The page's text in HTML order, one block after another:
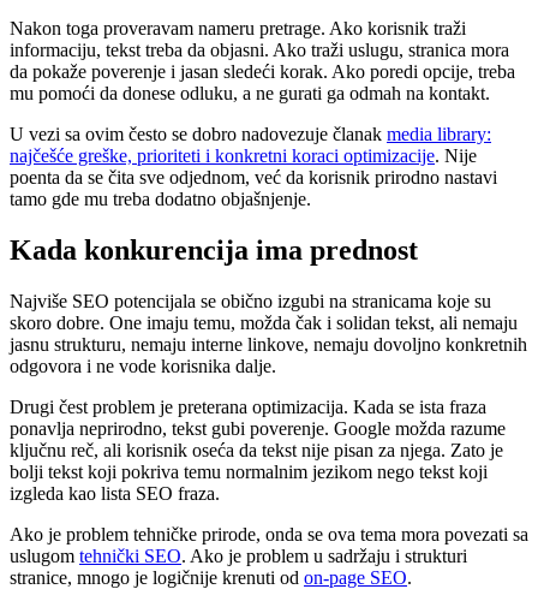
Nakon toga proveravam nameru pretrage. Ako korisnik traži
informaciju, tekst treba da objasni. Ako traži uslugu, stranica mora
da pokaže poverenje i jasan sledeći korak. Ako poredi opcije, treba
mu pomoći da donese odluku, a ne gurati ga odmah na kontakt.
U vezi sa ovim često se dobro nadovezuje članak media library:
najčešće greške, prioriteti i konkretni koraci optimizacije. Nije
poenta da se čita sve odjednom, već da korisnik prirodno nastavi
tamo gde mu treba dodatno objašnjenje.
Kada konkurencija ima prednost
Najviše SEO potencijala se obično izgubi na stranicama koje su
skoro dobre. One imaju temu, možda čak i solidan tekst, ali nemaju
jasnu strukturu, nemaju interne linkove, nemaju dovoljno konkretnih
odgovora i ne vode korisnika dalje.
Drugi čest problem je preterana optimizacija. Kada se ista fraza
ponavlja neprirodno, tekst gubi poverenje. Google možda razume
ključnu reč, ali korisnik oseća da tekst nije pisan za njega. Zato je
bolji tekst koji pokriva temu normalnim jezikom nego tekst koji
izgleda kao lista SEO fraza.
Ako je problem tehničke prirode, onda se ova tema mora povezati sa
uslugom tehnički SEO. Ako je problem u sadržaju i strukturi
stranice, mnogo je logičnije krenuti od on-page SEO.